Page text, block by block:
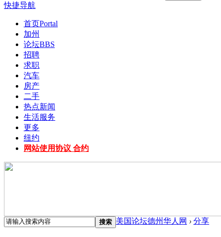
快捷导航
首页Portal
加州
论坛BBS
招聘
求职
汽车
房产
二手
热点新闻
生活服务
更多
纽约
网站使用协议 合约
搜索 美国论坛德州华人网 › 分享